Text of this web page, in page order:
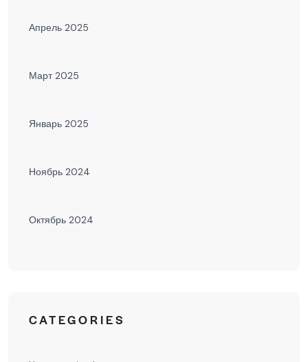
Апрель 2025
Март 2025
Январь 2025
Ноябрь 2024
Октябрь 2024
CATEGORIES